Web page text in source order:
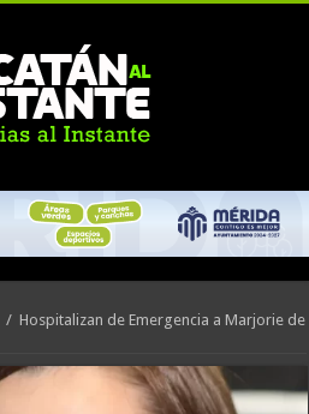
/ Hospitalizan de Emergencia a Marjorie de